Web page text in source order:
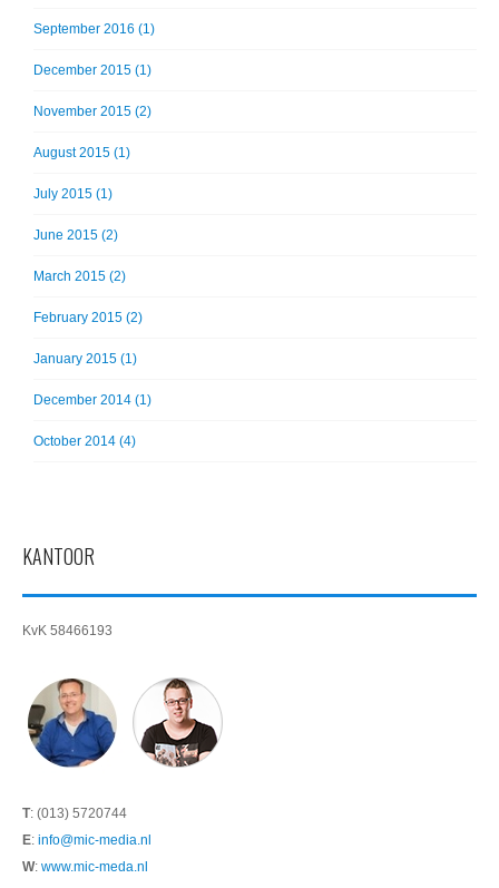
September 2016 (1)
December 2015 (1)
November 2015 (2)
August 2015 (1)
July 2015 (1)
June 2015 (2)
March 2015 (2)
February 2015 (2)
January 2015 (1)
December 2014 (1)
October 2014 (4)
KANTOOR
KvK 58466193
T: (013) 5720744
E: info@mic-media.nl
W: www.mic-meda.nl